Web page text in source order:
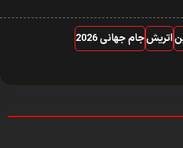
اتریشجام جهانی 2026